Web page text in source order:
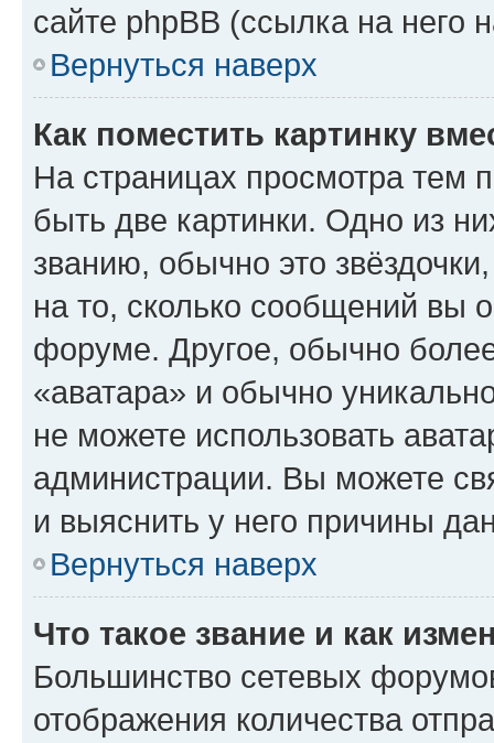
сайте phpBB (ссылка на него
Вернуться наверх
Как поместить картинку
На страницах просмотра тем
быть две картинки. Одно из
званию, обычно это
на то, сколько сообщений вы
форуме. Другое, обычно
«аватара» и обычно
не можете использовать
администрации. Вы можете
и выяснить у него причины
Вернуться наверх
Что такое звание и как
Большинство сетевых
отображения количества